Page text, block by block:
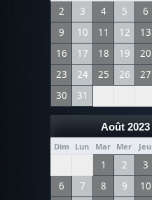
2
3 4 5 6
9
10 11 12 13
16
17 18 19 20
23
24 25 26 27
30
31
Août 2023
Dim Lun Mar Mer Jeu
1 2 3
6
7 8 9 10